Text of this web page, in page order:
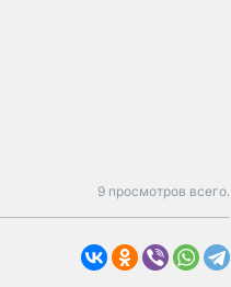
9 просмотров всего.